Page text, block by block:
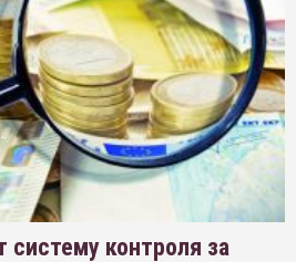
систему контроля за